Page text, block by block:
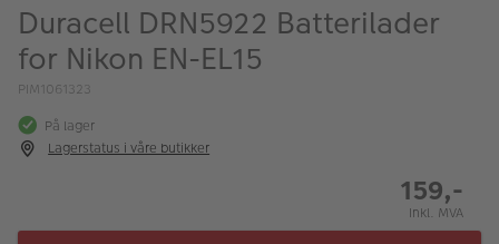
ALBUM
Kampanjer
Merker
Duracell DRN5922 Batterilader
for Nikon EN-EL15
PIM1061323
På lager
Lagerstatus i våre butikker
159,-
Inkl. MVA